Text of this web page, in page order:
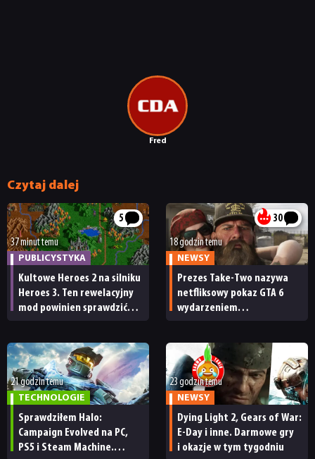
Fred
Czytaj dalej
5
37 minut temu
PUBLICYSTYKA
Kultowe Heroes 2 na silniku
Heroes 3. Ten rewelacyjny
mod powinien sprawdzić
30
18 godzin temu
NEWSY
Prezes Take-Two nazywa
netfliksowy pokaz GTA 6
wydarzeniem
ma subskrybentów
21 godzin temu
TECHNOLOGIE
Sprawdziłem Halo:
Campaign Evolved na PC,
PS5 i Steam Machine.
23 godzin temu
NEWSY
Dying Light 2, Gears of War:
E-Day i inne. Darmowe gry
i okazje w tym tygodniu